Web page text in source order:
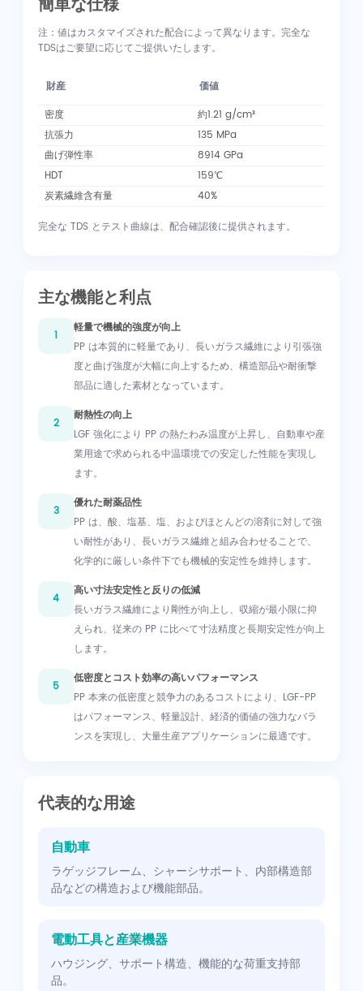
注：値はカスタマイズされた配合によって異なります。完全な
TDSはご要望に応じてご提供いたします。
財産
価値
密度
約1.21 g/cm³
抗張力
135 MPa
曲げ弾性率
8914 GPa
HDT
159℃
炭素繊維含有量
40%
完全な TDS とテスト曲線は、配合確認後に提供されます。
主な機能と利点
1
軽量で機械的強度が向上
PP は本質的に軽量であり、長いガラス繊維により引張強
度と曲げ強度が大幅に向上するため、構造部品や耐衝撃
部品に適した素材となっています。
2
耐熱性の向上
LGF 強化により PP の熱たわみ温度が上昇し、自動車や産
業用途で求められる中温環境での安定した性能を実現し
ます。
3
優れた耐薬品性
PP は、酸、塩基、塩、およびほとんどの溶剤に対して強
い耐性があり、長いガラス繊維と組み合わせることで、
化学的に厳しい条件下でも機械的安定性を維持します。
4
高い寸法安定性と反りの低減
長いガラス繊維により剛性が向上し、収縮が最小限に抑
えられ、従来の PP に比べて寸法精度と長期安定性が向上
します。
5
低密度とコスト効率の高いパフォーマンス
PP 本来の低密度と競争力のあるコストにより、LGF-PP
はパフォーマンス、軽量設計、経済的価値の強力なバラ
ンスを実現し、大量生産アプリケーションに最適です。
代表的な用途
自動車
ラゲッジフレーム、シャーシサポート、内部構造部
品などの構造および機能部品。
電動工具と産業機器
ハウジング、サポート構造、機能的な荷重支持部
品。